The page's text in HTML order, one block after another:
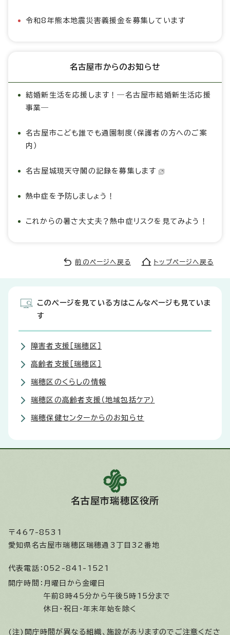
令和8年熊本地震災害義援金を募集しています
名古屋市からのお知らせ
結婚新生活を応援します！―名古屋市結婚新生活応援
事業―
名古屋市こども誰でも通園制度（保護者の方へのご案
内）
名古屋城現天守閣の記録を募集します
熱中症を予防しましょう！
これからの暑さ大丈夫？熱中症リスクを見てみよう！
前のページへ戻る トップページへ戻る
このページを見ている方はこんなページも見ていま
す
障害者支援［瑞穂区］
高齢者支援［瑞穂区］
瑞穂区のくらしの情報
瑞穂区の高齢者支援（地域包括ケア）
瑞穂保健センターからのお知らせ
名古屋市瑞穂区役所
〒467-8531
愛知県名古屋市瑞穂区瑞穂通3丁目32番地
代表電話： 052-841-1521
開庁時間： 月曜日から金曜日
午前8時45分から午後5時15分まで
休日・祝日・年末年始を除く
(注)開庁時間が異なる組織、施設がありますのでご注意くださ